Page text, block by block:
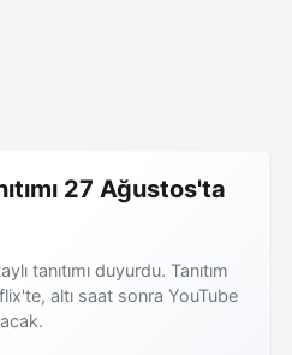
27 Ağustos'ta
tanıtımı duyurdu. Tanıtım
altı saat sonra YouTube